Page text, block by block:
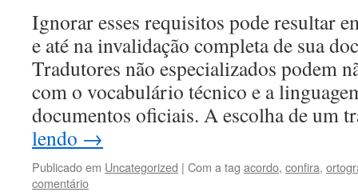
Ignorar esses requisitos pode resultar
e até na invalidação completa de sua
Tradutores não especializados podem
com o vocabulário técnico e a
documentos oficiais. A escolha de
lendo →
Publicado em Uncategorized | Com a tag acordo, confira,
comentário